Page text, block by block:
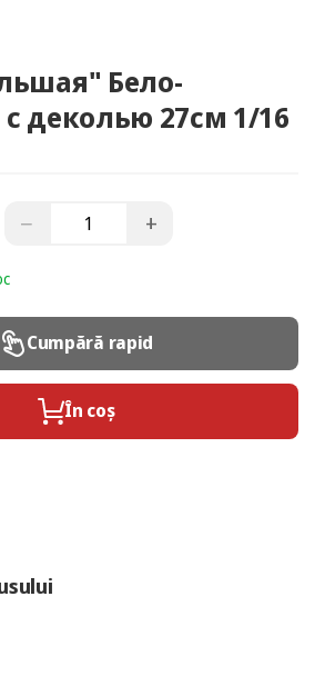
Бело-
с деколью 27см 1/16
− +
Cumpără rapid
În coș